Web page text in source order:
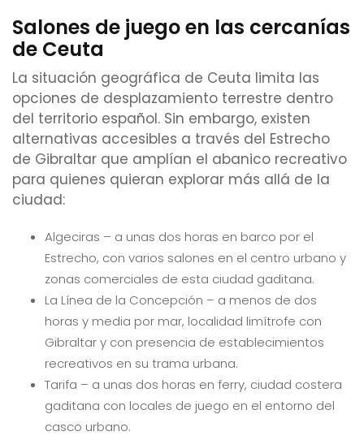
Salones de juego en las cercanías
de Ceuta
La situación geográfica de Ceuta limita las
opciones de desplazamiento terrestre dentro
del territorio español. Sin embargo, existen
alternativas accesibles a través del Estrecho
de Gibraltar que amplían el abanico recreativo
para quienes quieran explorar más allá de la
ciudad:
Algeciras – a unas dos horas en barco por el
Estrecho, con varios salones en el centro urbano y
zonas comerciales de esta ciudad gaditana.
La Línea de la Concepción – a menos de dos
horas y media por mar, localidad limítrofe con
Gibraltar y con presencia de establecimientos
recreativos en su trama urbana.
Tarifa – a unas dos horas en ferry, ciudad costera
gaditana con locales de juego en el entorno del
casco urbano.